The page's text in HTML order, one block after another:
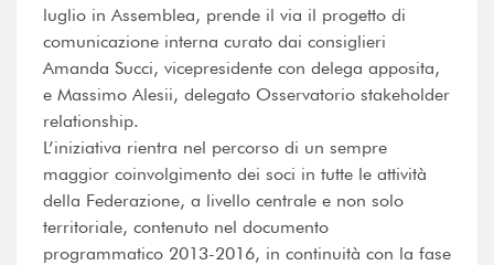
luglio in Assemblea, prende il via il progetto di
comunicazione interna curato dai consiglieri
Amanda Succi, vicepresidente con delega apposita,
e Massimo Alesii, delegato Osservatorio stakeholder
relationship.
L’iniziativa rientra nel percorso di un sempre
maggior coinvolgimento dei soci in tutte le attività
della Federazione, a livello centrale e non solo
territoriale, contenuto nel documento
programmatico 2013-2016, in continuità con la fase